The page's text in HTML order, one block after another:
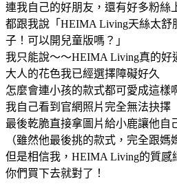
連我自己的好朋友，還有好多粉絲
都跟我說「HEIMA Living天絲太舒
子！可以開兒童版嗎？」
我只能說～～HEIMA Living真的好
大人的花色我已經選擇障礙好久
怎麼會連小孩的款式都可愛成這樣
我自己看到官網照片完全無法抉擇
最後乾脆直接拿圖片給小鹿讓他自
（雖然他最後挑的款式，完全跟
但是相信我，HEIMA Living的質感
你們買下去就對了！